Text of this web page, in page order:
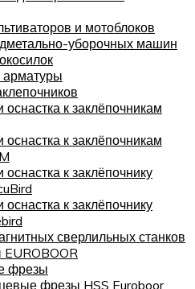
и мотоблоков
уборочных машин
арматуры
оснастка к заклёпочникам
оснастка к заклёпочникам
оснастка к заклёпочнику
оснастка к заклёпочнику
сверлильных станков
фрезы
фрезы HSS Euroboor